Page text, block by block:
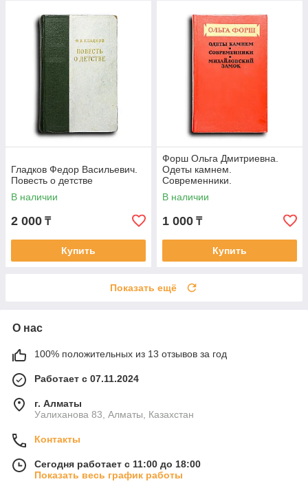
Гладков Федор Васильевич.
Повесть о детстве
В наличии
2 000 ₸
Купить
Форш Ольга Дмитриевна.
Одеты камнем.
Современники.
Михайловский замок
В наличии
1 000 ₸
Купить
Показать ещё
О нас
100% положительных из 13 отзывов за год
Работает с 07.11.2024
г. Алматы
Уалиханова 83, Алматы, Казахстан
Контакты
Сегодня работает с 11:00 до 18:00
Показать весь график работы